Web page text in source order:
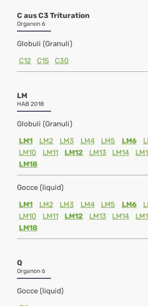
C aus C3 Trituration
Organon 6
Globuli (Granuli)
C12
C15 C30
LM
HAB 2018
Globuli (Granuli)
LM1
LM2 LM3 LM4 LM5 LM6
LM10
LM11 LM12 LM13 LM14
LM18
Gocce (liquid)
LM1
LM2 LM3 LM4 LM5 LM6
LM10
LM11 LM12 LM13 LM14
LM18
Q
Organon 6
Gocce (liquid)